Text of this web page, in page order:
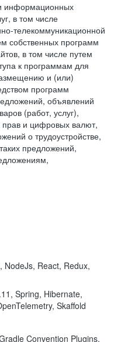
информационных
в том числе
телекоммуникационной
собственных программ
в том числе путем
к программам для
и (или)
программ
объявлений
(работ, услуг),
и цифровых валют,
о трудоустройстве,
предложений,
NodeJs, React, Redux,
Spring, Hibernate,
Skaffold
Convention Plugins,